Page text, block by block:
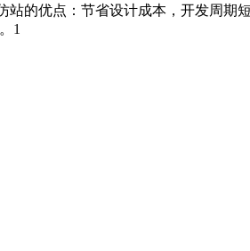
的优点：节省设计成本，开发周期
1